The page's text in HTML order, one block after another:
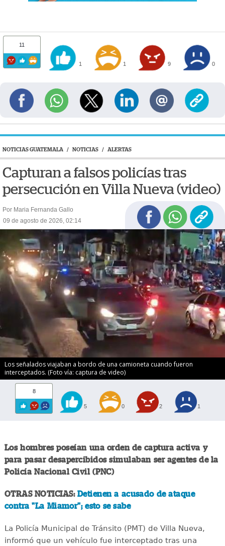
11
1 1 9 0
NOTICIAS GUATEMALA / NOTICIAS / ALERTAS
Capturan a falsos policías tras
persecución en Villa Nueva (video)
Por Maria Fernanda Gallo
09 de agosto de 2026, 02:14
Los señalados viajaban a bordo de una camioneta cuando fueron
interceptados. (Foto vía: captura de video)
8
5 0 2 1
Los hombres poseían una orden de captura activa y
para pasar desapercibidos simulaban ser agentes de la
Policía Nacional Civil (PNC)
OTRAS NOTICIAS: Detienen a acusado de ataque
contra "La Miamor"; esto se sabe
La Policía Municipal de Tránsito (PMT) de Villa Nueva,
informó que un vehículo fue interceptado tras una